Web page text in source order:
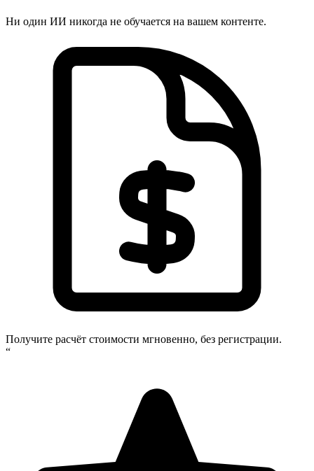
Ни один ИИ никогда не обучается на вашем контенте.
Получите расчёт стоимости мгновенно, без регистрации.
“